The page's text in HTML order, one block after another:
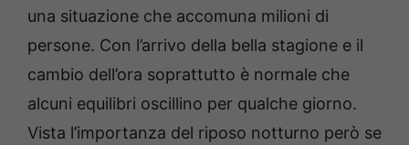
una situazione che accomuna milioni di
persone. Con l’arrivo della bella stagione e il
cambio dell’ora soprattutto è normale che
alcuni equilibri oscillino per qualche giorno.
Vista l’importanza del riposo notturno però se